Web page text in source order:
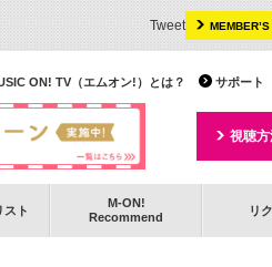
Tweet
サポート
ON! TV（エムオン!）とは？
視聴
スト
M-ON!
Recommend
リ